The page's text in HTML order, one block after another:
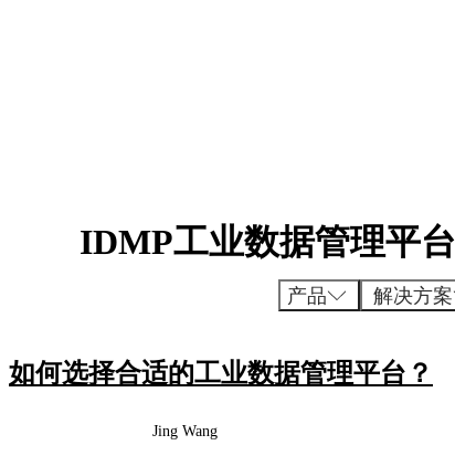
产品 解决方案
IDMP工业数据管理平台
如何选择合适的工业数据管理平台？
Jing Wang